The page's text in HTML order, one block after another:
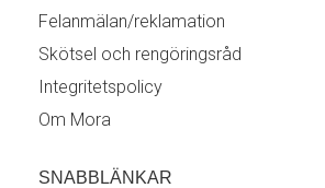
Felanmälan/reklamation
Skötsel och rengöringsråd
Integritetspolicy
Om Mora
SNABBLÄNKAR